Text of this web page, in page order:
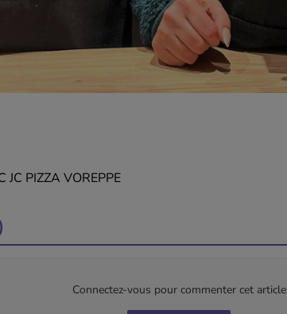
JC PIZZA VOREPPE
Connectez-vous pour commenter cet article